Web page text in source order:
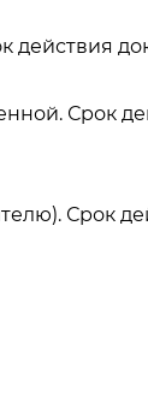
действия
Срок
Срок